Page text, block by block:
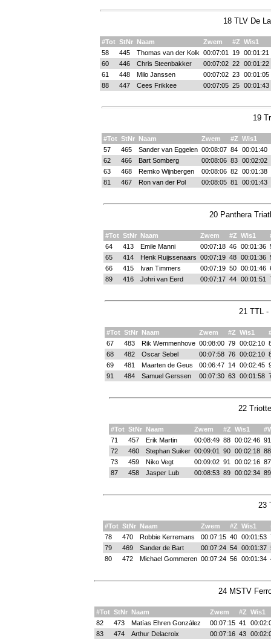
18 TLV De
#Tot StNr Naam Zwem #Z Wis1
58
445 Thomas van der Kolk 00:07:01 19 00:01:21
60
446 Chris Steenbakker 00:07:02 22 00:01:22
61
448 Milo Janssen 00:07:02 23 00:01:05
88
447 Cees Frikkee 00:07:05 25 00:01:43
19
#Tot StNr Naam Zwem #Z Wis1
57
465 Sander van Eggelen 00:08:07 84 00:01:40
62
466 Bart Somberg 00:08:06 83 00:02:02
63
468 Remko Wijnbergen 00:08:06 82 00:01:38
81
467 Ron van der Pol 00:08:05 81 00:01:43
20 Panthera
#Tot StNr Naam Zwem #Z Wis1
64
413 Emile Manni 00:07:18 46 00:01:36
65
414 Henk Ruijssenaars 00:07:19 48 00:01:36
66
415 Ivan Timmers 00:07:19 50 00:01:46
89
416 Johri van Eerd 00:07:17 44 00:01:51
21 TTL -
#Tot StNr Naam Zwem #Z Wis1
67
483 Rik Wemmenhove 00:08:00 79 00:02:10
68
482 Oscar Sebel 00:07:58 76 00:02:10
69
481 Maarten de Geus 00:06:47 14 00:02:45
91
484 Samuel Gerssen 00:07:30 63 00:01:58
22
#Tot StNr Naam Zwem #Z Wis1
71
457 Erik Martin 00:08:49 88 00:02:46 91
72
460 Stephan Suiker 00:09:01 90 00:02:18 88
73
459 Niko Vegt 00:09:02 91 00:02:16 87
87
458 Jasper Lub 00:08:53 89 00:02:34 89
23
#Tot StNr Naam Zwem #Z Wis1
78
470 Robbie Kerremans 00:07:15 40 00:01:53
79
469 Sander de Bart 00:07:24 54 00:01:37
80
472 Michael Gommeren 00:07:24 56 00:01:34
24 MSTV
#Tot StNr Naam Zwem #Z Wis1
82
473 Matías Ehren González 00:07:15 41
83
474 Arthur Delacroix 00:07:16 43